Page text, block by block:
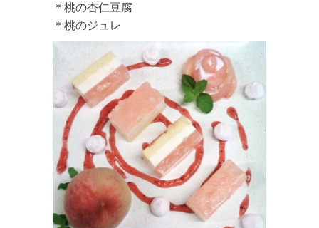
＊桃の杏仁豆腐
＊桃のジュレ